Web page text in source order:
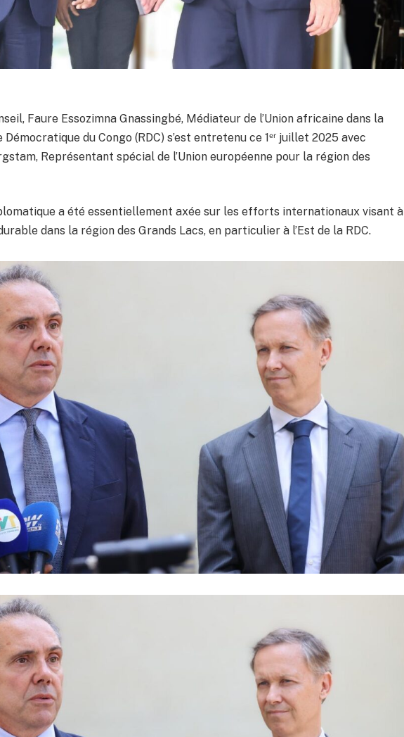
Faure Essozimna Gnassingbé, Médiateur de l’Union africaine dans la
du Congo (RDC) s’est entretenu ce 1ᵉʳ juillet 2025 avec
Représentant spécial de l’Union européenne pour la région des
a été essentiellement axée sur les efforts internationaux visant à
dans la région des Grands Lacs, en particulier à l’Est de la RDC.